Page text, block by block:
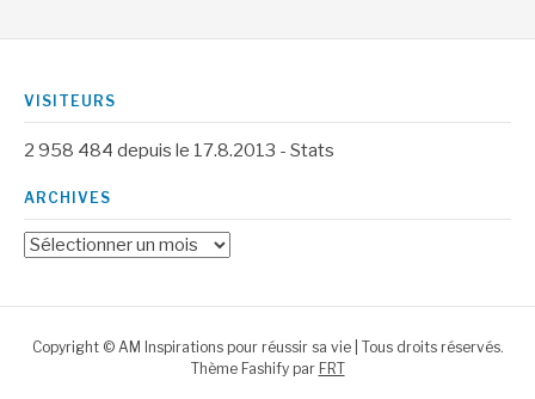
VISITEURS
2 958 484 depuis le 17.8.2013 - Stats
ARCHIVES
Archives
Copyright © AM Inspirations pour réussir sa vie | Tous droits réservés.
Thème Fashify par FRT